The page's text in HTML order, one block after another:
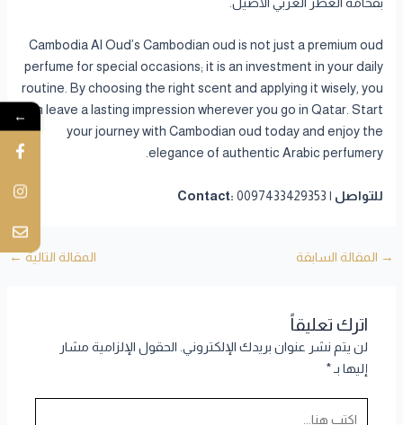
Cambodia Al Oud’s Cambodian oud is not just a premium oud
perfume for special occasions; it is an investment in your daily
routine. By choosing the right scent and applying it wisely, you
can leave a lasting impression wherever you go in Qatar. Start
your journey with Cambodian oud today and enjoy the
elegance of authentic Arabic perfumery.
للتواصل | Contact: 0097433429353
→ المقالة السابقة المقالة التالية←
اترك تعليقاً
لن يتم نشر عنوان بريدك الإلكتروني. الحقول الإلزامية مشار
إليها بـ*
←